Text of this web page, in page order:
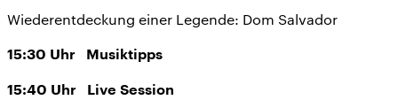
Wiederentdeckung einer Legende: Dom Salvador
15:30 Uhr Musiktipps
15:40 Uhr Live Session